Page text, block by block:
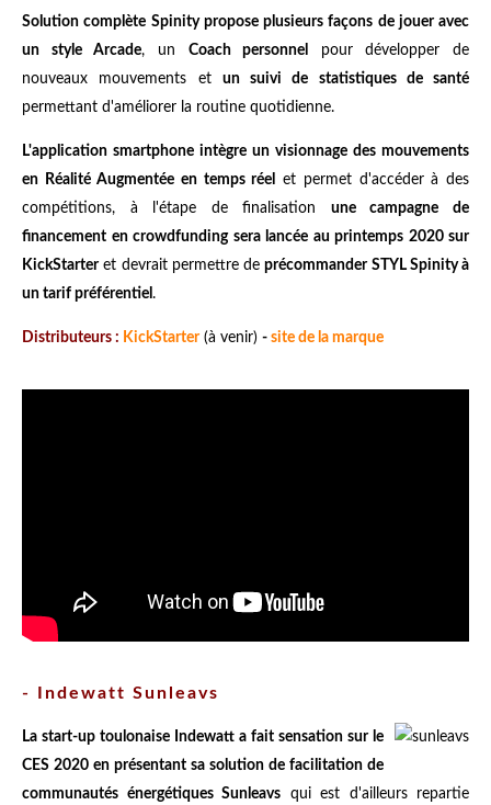
Solution complète Spinity propose plusieurs façons de jouer avec
un style Arcade, un Coach personnel
pour développer de
nouveaux mouvements et un suivi de statistiques de santé
permettant d'améliorer la routine quotidienne.
L'application smartphone intègre un visionnage des mouvements
en Réalité Augmentée en temps réel
et permet d'accéder à des
compétitions, à l'étape de finalisation une campagne de
financement en crowdfunding sera lancée au printemps 2020 sur
KickStarteret devrait permettre deprécommander STYL Spinity à
un tarif préférentiel .
Distributeurs : KickStarter(à venir) - site de la marque
- Indewatt Sunleavs
La start-up toulonaise Indewatt a fait sensation sur le
CES 2020 en présentant sa solution de facilitation de
communautés énergétiques Sunleavs qui est d'ailleurs repartie